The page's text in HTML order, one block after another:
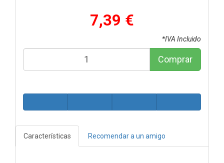
7,39 €
*IVA Incluido
Comprar
Características Recomendar a un amigo